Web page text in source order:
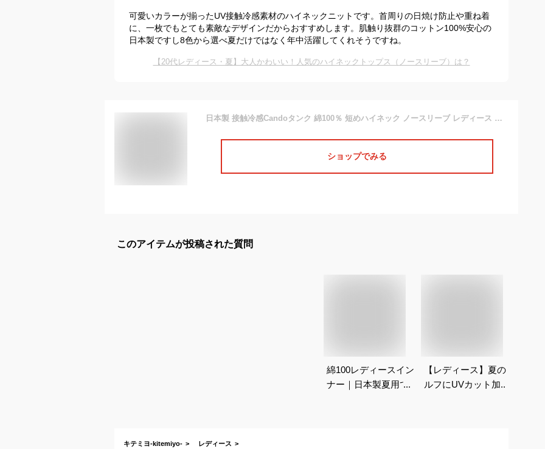
可愛いカラーが揃ったUV接触冷感素材のハイネックニットです。首周りの日焼け防止や重ね着
に、一枚でもとても素敵なデザインだからおすすめします。肌触り抜群のコットン100%安心の
日本製ですし8色から選べ夏だけではなく年中活躍してくれそうですね。
【20代レディース・夏】大人かわいい！人気のハイネックトップス（ノースリーブ）は？
日本製 接触冷感Candoタンク 綿100％ 短めハイネック ノースリーブ レディース インナー 春夏 重ね着用タンクトップ おしゃれ おすすめ 薄手 カットソー uv 日焼け防止 ゴルフ メッシュ インナー スポーツ ll xl コットン 作業 ボトルネック 母の日 シアータートル 涼しい
ショップでみる
このアイテムが投稿された質問
綿100レディースイン
ナー｜日本製夏用で肌
【レディース】夏のゴ
ルフにUVカット加工
キテミヨ-kitemiyo- レディース